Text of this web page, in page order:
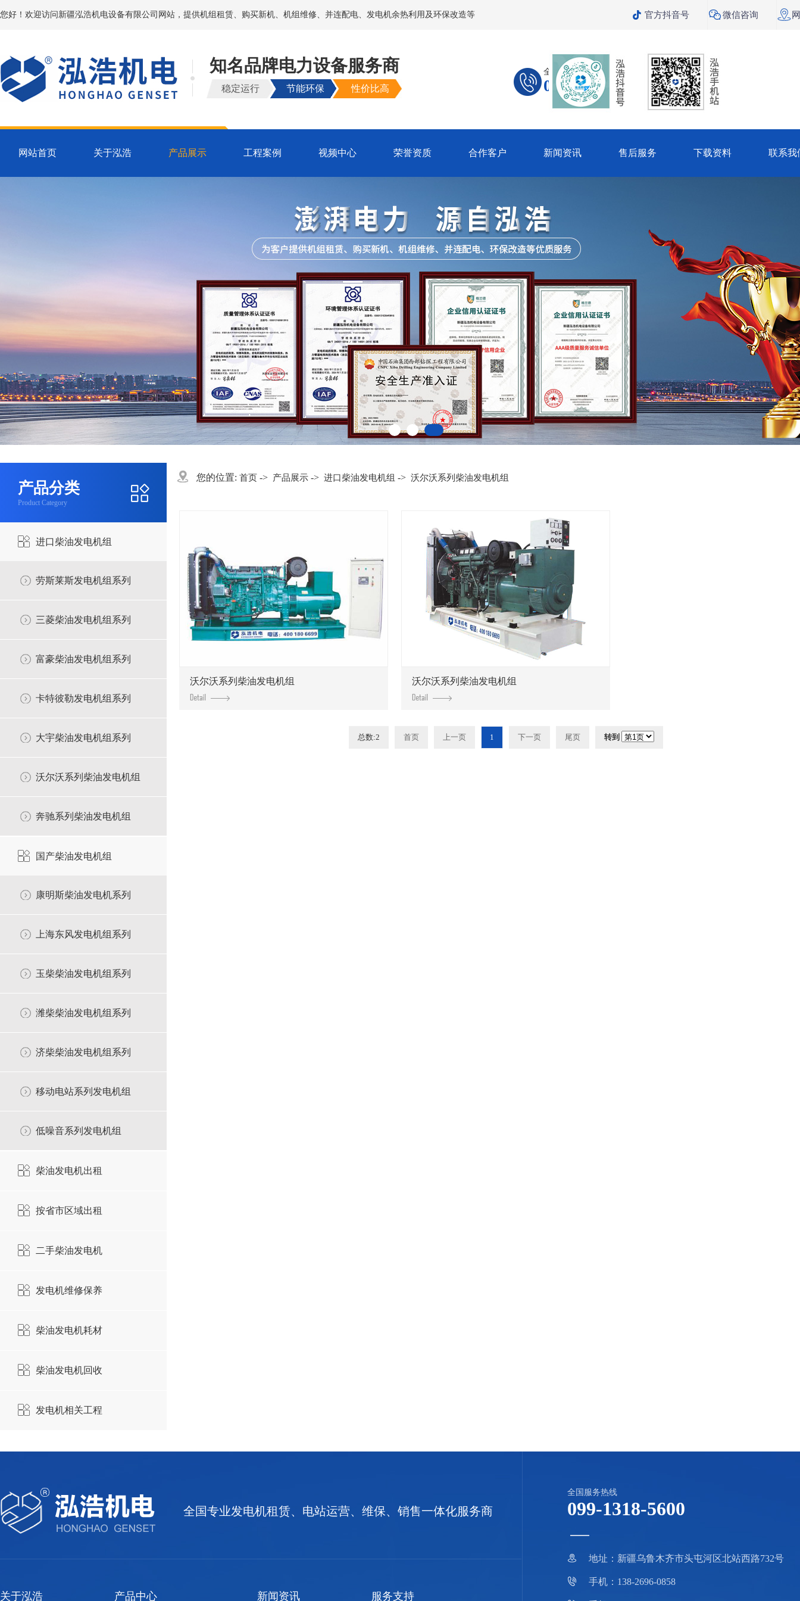
您好！欢迎访问新疆泓浩机电设备有限公司网站，提供机组租赁、购买新机、机组维修、并连配电、发电机余热利用及环保改造等  官方抖音号 微信咨询 
知名品牌电力设备服务商
稳定运行 节能环保 性价比高
全国咨询热线
099-1318-5600
网站首页 关于泓浩 产品展示 工程案例 视频中心 荣誉资质 合作客户 新闻资讯 售后服务 下载资料 联系我
产品分类
Product Category
进口柴油发电机组
劳斯莱斯发电机组系列
三菱柴油发电机组系列
富豪柴油发电机组系列
卡特彼勒发电机组系列
大宇柴油发电机组系列
沃尔沃系列柴油发电机组
奔驰系列柴油发电机组
国产柴油发电机组
康明斯柴油发电机系列
上海东风发电机组系列
玉柴柴油发电机组系列
潍柴柴油发电机组系列
济柴柴油发电机组系列
移动电站系列发电机组
低噪音系列发电机组
柴油发电机出租
按省市区域出租
二手柴油发电机
发电机维修保养
柴油发电机耗材
柴油发电机回收
发电机相关工程
您的位置: 首页 -> 产品展示 -> 进口柴油发电机组 -> 沃尔沃系列柴油发电机组
沃尔沃系列柴油发电机组 沃尔沃系列柴油发电机组
总数:2 首页 上一页 1 下一页 尾页 转到
全国专业发电机租赁、电站运营、维保、销售一体化服务商
关于泓浩 产品中心 新闻资讯 服务支持
全国服务热线
099-1318-5600
 地址：新疆乌鲁木齐市头屯河区北站西路732号
 手机：138-2696-0858